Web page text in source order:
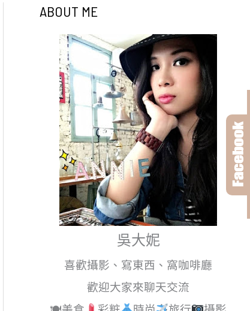
ABOUT ME
吳大妮
喜歡攝影、寫東西、窩咖啡廳
歡迎大家來聊天交流